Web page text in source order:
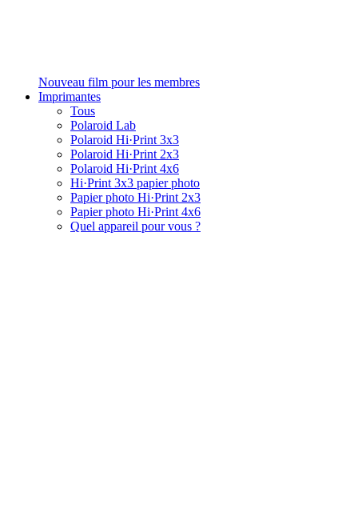
Nouveau film pour les membres
Imprimantes
Tous
Polaroid Lab
Polaroid Hi·Print 3x3
Polaroid Hi·Print 2x3
Polaroid Hi·Print 4x6
Hi·Print 3x3 papier photo
Papier photo Hi·Print 2x3
Papier photo Hi·Print 4x6
Quel appareil pour vous ?